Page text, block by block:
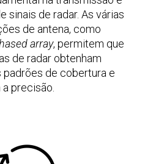
sinais de radar. As várias
de antena, como
array, permitem que
de radar obtenham
de cobertura e
precisão.